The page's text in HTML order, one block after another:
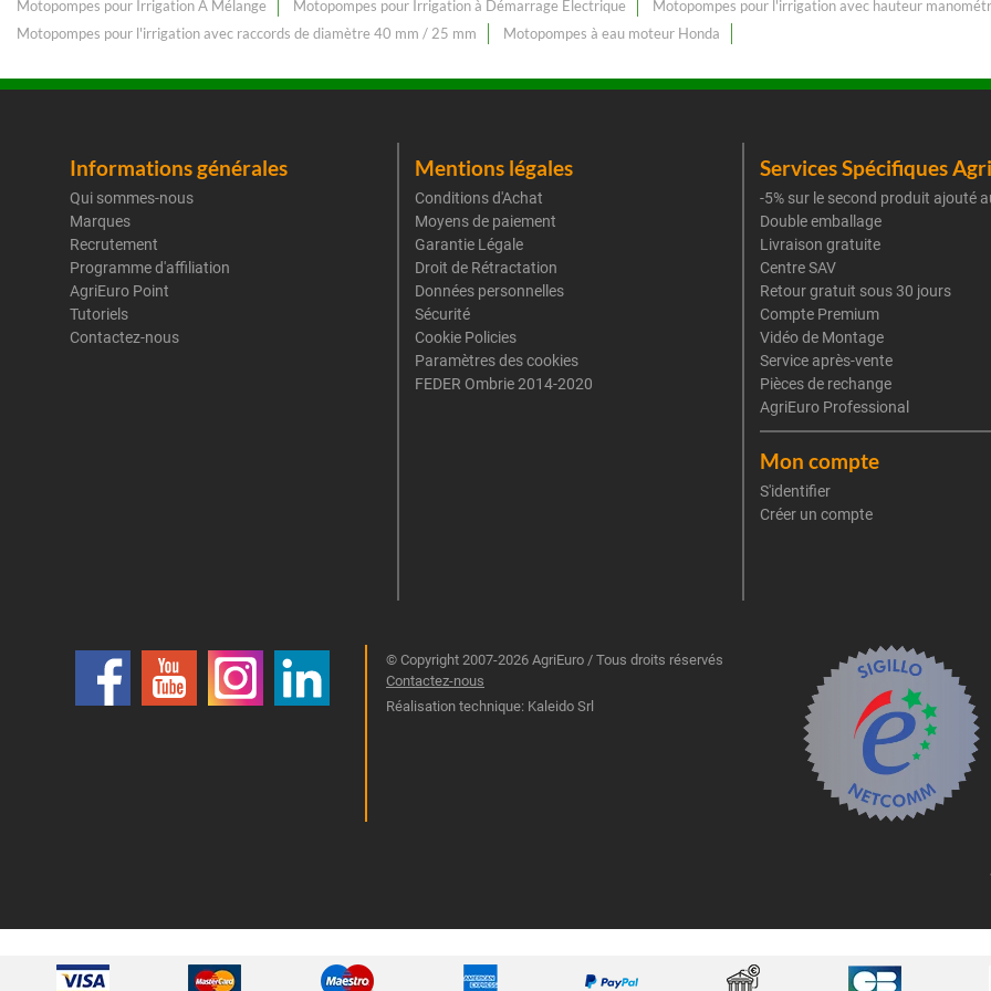
Motopompes pour Irrigation À Mélange
Motopompes pour Irrigation à Démarrage Électrique
Motopompes pour l'irrigation avec hauteur
Motopompes pour l'irrigation avec raccords de diamètre 40 mm / 25 mm
Motopompes à eau moteur Honda
Informations générales
Qui sommes-nous
Marques
Recrutement
Programme d'affiliation
AgriEuro Point
Tutoriels
Contactez-nous
Mentions légales
Conditions d'Achat
Moyens de paiement
Garantie Légale
Droit de Rétractation
Données personnelles
Sécurité
Cookie Policies
Paramètres des cookies
FEDER Ombrie 2014-2020
Services Spécifiques
-5% sur le second produit ajouté
Double emballage
Livraison gratuite
Centre SAV
Retour gratuit sous 30 jours
Compte Premium
Vidéo de Montage
Service après-vente
Pièces de rechange
AgriEuro Professional
Mon compte
S'identifier
Créer un compte
© Copyright 2007-2026 AgriEuro / Tous droits réservés
Contactez-nous
Réalisation technique: Kaleido Srl